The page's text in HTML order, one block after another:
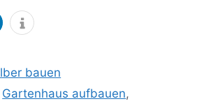
bauen
Gartenhaus aufbauen,